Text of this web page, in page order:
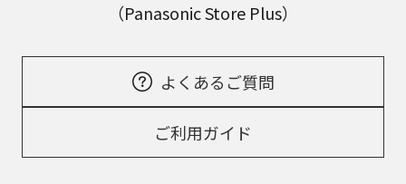
（Panasonic Store Plus）
よくあるご質問
ご利用ガイド